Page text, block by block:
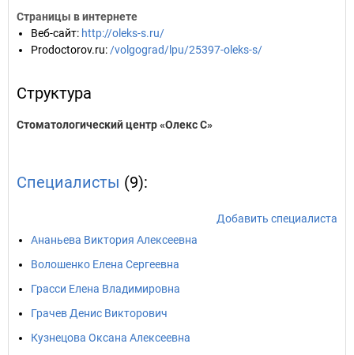
Страницы в интернете
Веб-сайт: http://oleks-s.ru/
Prodoctorov.ru: /volgograd/lpu/25397-oleks-s/
Структура
Стоматологический центр «Олекс С»
Специалисты (9):
Добавить специалиста
Ананьева Виктория Алексеевна
Волошенко Елена Сергеевна
Грасси Елена Владимировна
Грачев Денис Викторович
Кузнецова Оксана Алексеевна